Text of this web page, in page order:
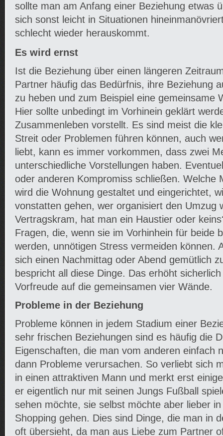
sollte man am Anfang einer Beziehung etwas
sich sonst leicht in Situationen
schlecht wieder herauskommt.
Es wird ernst
Ist die Beziehung über einen längeren
Partner häufig das Bedürfnis, ihre Beziehung
zu heben und zum Beispiel eine gemeinsame
Hier sollte unbedingt im Vorhinein geklärt
Zusammenleben vorstellt. Es sind meist die
Streit oder Problemen führen können, auch
liebt, kann es immer vorkommen, dass zwei
unterschiedliche Vorstellungen haben.
oder anderen Kompromiss schließen. Welche
wird die Wohnung gestaltet und eingerichtet,
vonstatten gehen, wer organisiert den Umzug
Vertragskram, hat man ein Haustier oder
Fragen, die, wenn sie im Vorhinhein für beide
werden, unnötigen Stress vermeiden können.
sich einen Nachmittag oder Abend gemütlich
bespricht all diese Dinge. Das erhöht
Vorfreude auf die gemeinsamen vier Wände.
Probleme in der Beziehung
Probleme können in jedem Stadium einer
sehr frischen Beziehungen sind es häufig die
Eigenschaften, die man vom anderen einfach
dann Probleme verursachen. So verliebt sich
in einen attraktiven Mann und merkt erst
er eigentlich nur mit seinen Jungs Fußball
sehen möchte, sie selbst möchte aber lieber
Shopping gehen. Dies sind Dinge, die man in
oft übersieht, da man aus Liebe zum Partner